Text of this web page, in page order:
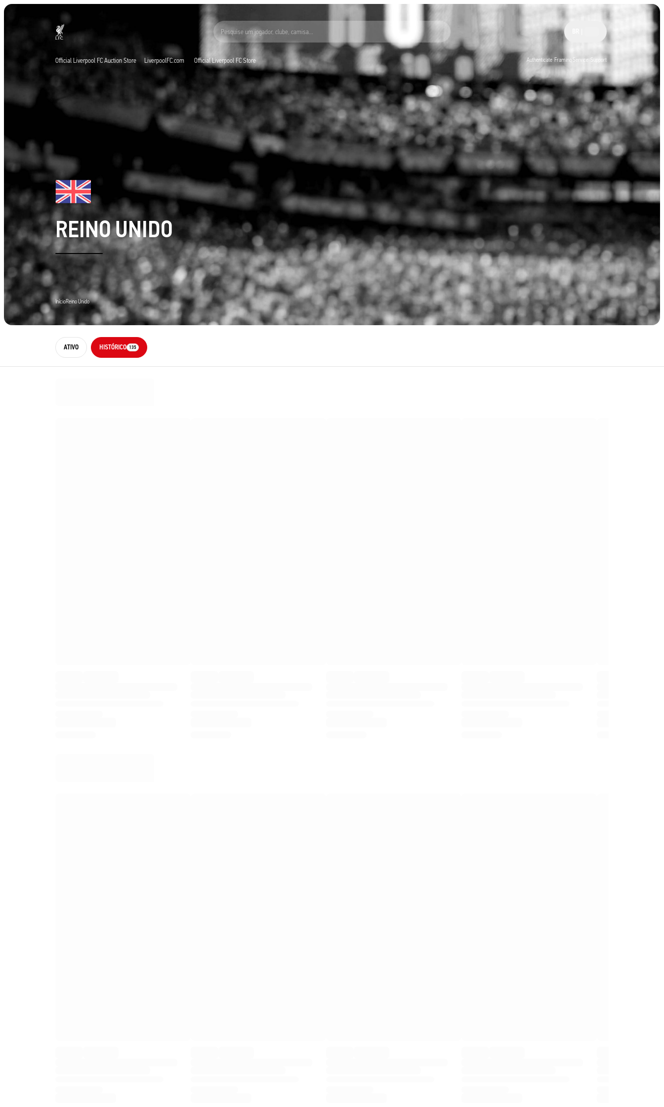
Ao vivo agora
Pesquise um jogador, clube, camisa...
Official Liverpool FC Auction Store LiverpoolFC.com Official Liverpool FC Store Authenticate Framing Service Support
REINOUNIDO
InícioReino Unido
ATIVO HISTÓRICO 135